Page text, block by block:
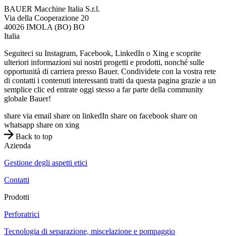
BAUER Macchine Italia S.r.l.
Via della Cooperazione 20
40026 IMOLA (BO) BO
Italia
Seguiteci su Instagram, Facebook, LinkedIn o Xing e scoprite
ulteriori informazioni sui nostri progetti e prodotti, nonché sulle
opportunità di carriera presso Bauer. Condividete con la vostra rete
di contatti i contenuti interessanti tratti da questa pagina grazie a un
semplice clic ed entrate oggi stesso a far parte della community
globale Bauer!
share via email share on linkedIn share on facebook share on
whatsapp share on xing
Back to top
Azienda
Gestione degli aspetti etici
Contatti
Prodotti
Perforatrici
Tecnologia di separazione, miscelazione e pompaggio